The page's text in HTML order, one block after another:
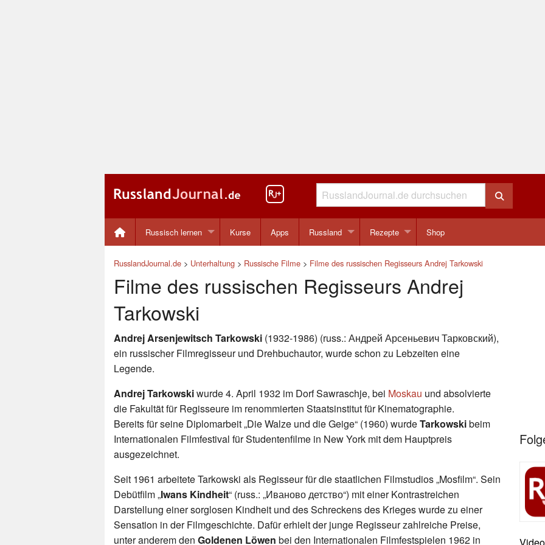
Russisch lernen Kurse Apps Russland Rezepte Shop
RusslandJournal.de > Unterhaltung > Russische Filme > Filme des russischen Regisseurs Andrej Tarkowski
Filme des russischen Regisseurs Andrej
Tarkowski
Andrej Arsenjewitsch Tarkowski (1932-1986) (russ.: Андрей Арсеньевич Тарковский),
ein russischer Filmregisseur und Drehbuchautor, wurde schon zu Lebzeiten eine
Legende.
Andrej Tarkowskiwurde 4. April 1932 im Dorf Sawraschje, bei Moskau und absolvierte
die Fakultät für Regisseure im renommierten Staatsinstitut für Kinematographie.
Bereits für seine Diplomarbeit „Die Walze und die Geige“ (1960) wurdeTarkowskibeim
Internationalen Filmfestival für Studentenfilme in New York mit dem Hauptpreis
ausgezeichnet.
Seit 1961 arbeitete Tarkowski als Regisseur für die staatlichen Filmstudios „Mosfilm“. Sein
Debütfilm „Iwans Kindheit“ (russ.: „Иваново детство“) mit einer Kontrastreichen
Darstellung einer sorglosen Kindheit und des Schreckens des Krieges wurde zu einer
Sensation in der Filmgeschichte. Dafür erhielt der junge Regisseur zahlreiche Preise,
unter anderem den Goldenen Löwen bei den Internationalen Filmfestspielen 1962 in